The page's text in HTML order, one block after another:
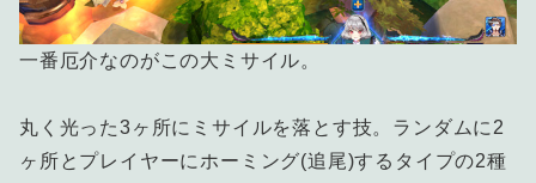
一番厄介なのがこの大ミサイル。
丸く光った3ヶ所にミサイルを落とす技。ランダムに2
ヶ所とプレイヤーにホーミング(追尾)するタイプの2種